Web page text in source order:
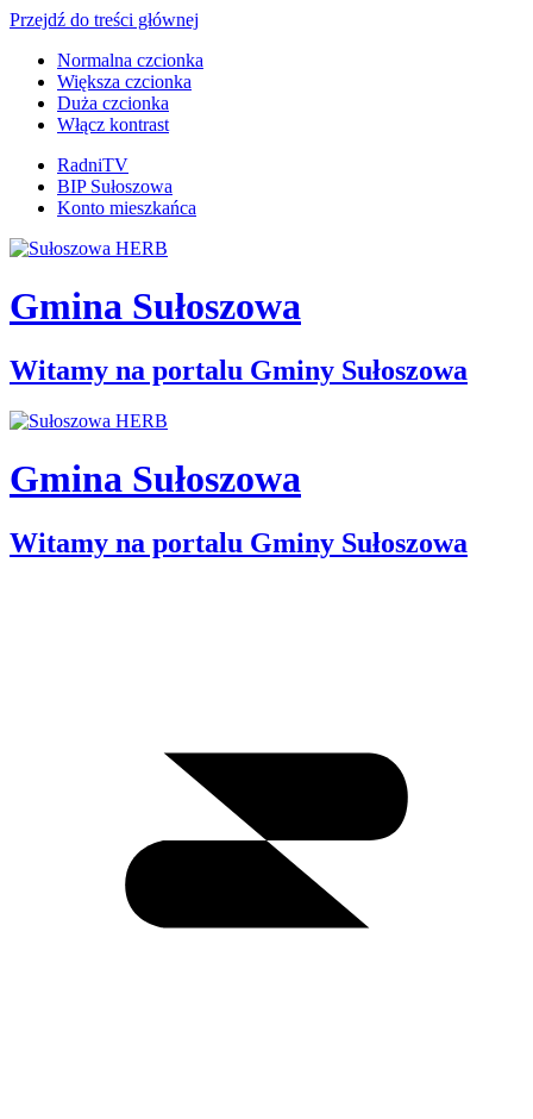
Przejdź do treści głównej
Normalna czcionka
Większa czcionka
Duża czcionka
Włącz kontrast
RadniTV
BIP Sułoszowa
Konto mieszkańca
Gmina Sułoszowa
Witamy na portalu Gminy Sułoszowa
Gmina Sułoszowa
Witamy na portalu Gminy Sułoszowa